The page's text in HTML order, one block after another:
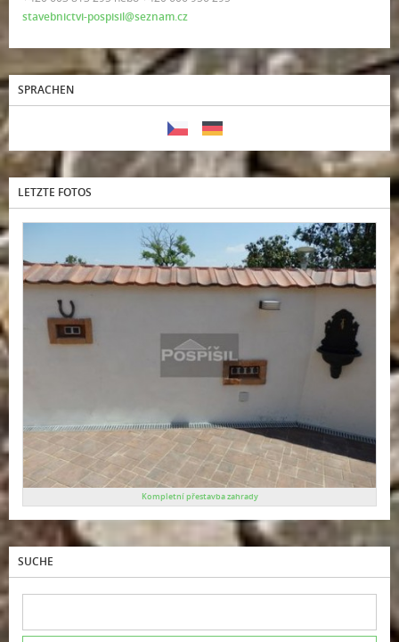
stavebnictvi-pospisil@seznam.cz
SPRACHEN
LETZTE FOTOS
Kompletní přestavba zahrady
SUCHE